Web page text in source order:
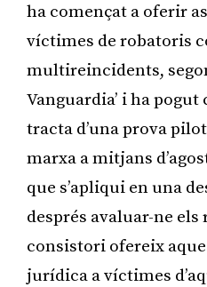
ha començat a oferir
víctimes de robatoris
multireincidents,
Vanguardia’ i ha pogut
tracta d’una prova
marxa a mitjans
que s’apliqui en una
després avaluar-ne els
consistori ofereix
jurídica a víctimes